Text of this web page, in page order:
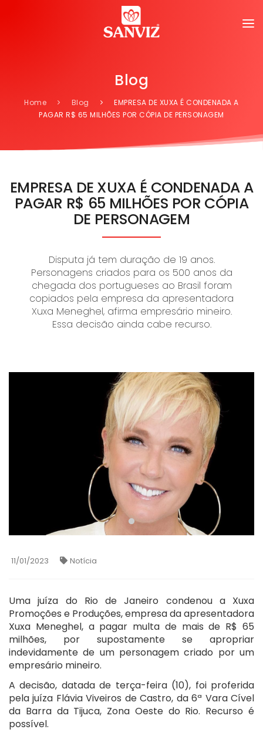
Blog
Home Blog
EMPRESA DE XUXA É CONDENADA A
PAGAR R$ 65 MILHÕES POR CÓPIA DE PERSONAGEM
EMPRESA DE XUXA É CONDENADA A
PAGAR R$ 65 MILHÕES POR CÓPIA
DE PERSONAGEM
Disputa já tem duração de 19 anos.
Personagens criados para os 500 anos da
chegada dos portugueses ao Brasil foram
copiados pela empresa da apresentadora
Xuxa Meneghel, afirma empresário mineiro.
Essa decisão ainda cabe recurso.
11/01/2023 Notícia
Uma juíza do Rio de Janeiro condenou a Xuxa
Promoções e Produções, empresa da apresentadora
Xuxa Meneghel, a pagar multa de mais de R$ 65
milhões, por supostamente se apropriar
indevidamente de um personagem criado por um
empresário mineiro.
A decisão, datada de terça-feira (10), foi proferida
pela juíza Flávia Viveiros de Castro, da 6ª Vara Cível
da Barra da Tijuca, Zona Oeste do Rio. Recurso é
possível.